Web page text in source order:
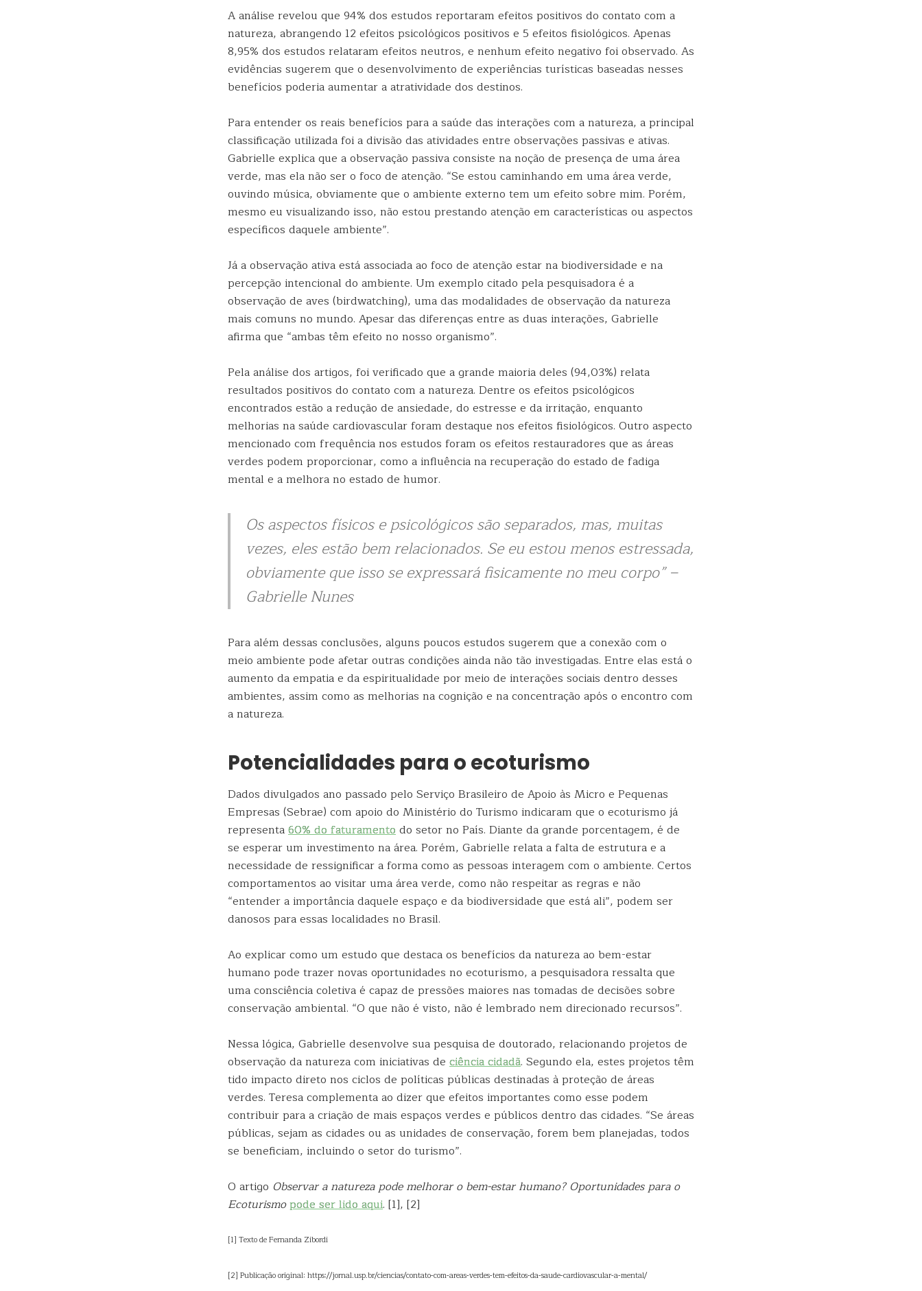
A análise revelou que 94% dos estudos reportaram efeitos positivos do contato com a
natureza, abrangendo 12 efeitos psicológicos positivos e 5 efeitos fisiológicos. Apenas
8,95% dos estudos relataram efeitos neutros, e nenhum efeito negativo foi observado. As
evidências sugerem que o desenvolvimento de experiências turísticas baseadas nesses
benefícios poderia aumentar a atratividade dos destinos.
Para entender os reais benefícios para a saúde das interações com a natureza, a principal
classificação utilizada foi a divisão das atividades entre observações passivas e ativas.
Gabrielle explica que a observação passiva consiste na noção de presença de uma área
verde, mas ela não ser o foco de atenção. “Se estou caminhando em uma área verde,
ouvindo música, obviamente que o ambiente externo tem um efeito sobre mim. Porém,
mesmo eu visualizando isso, não estou prestando atenção em características ou aspectos
específicos daquele ambiente”.
Já a observação ativa está associada ao foco de atenção estar na biodiversidade e na
percepção intencional do ambiente. Um exemplo citado pela pesquisadora é a
observação de aves (birdwatching), uma das modalidades de observação da natureza
mais comuns no mundo. Apesar das diferenças entre as duas interações, Gabrielle
afirma que “ambas têm efeito no nosso organismo”.
Pela análise dos artigos, foi verificado que a grande maioria deles (94,03%) relata
resultados positivos do contato com a natureza. Dentre os efeitos psicológicos
encontrados estão a redução de ansiedade, do estresse e da irritação, enquanto
melhorias na saúde cardiovascular foram destaque nos efeitos fisiológicos. Outro aspecto
mencionado com frequência nos estudos foram os efeitos restauradores que as áreas
verdes podem proporcionar, como a influência na recuperação do estado de fadiga
mental e a melhora no estado de humor.
Os aspectos físicos e psicológicos são separados, mas, muitas
vezes, eles estão bem relacionados. Se eu estou menos estressada,
obviamente que isso se expressará fisicamente no meu corpo” –
Gabrielle Nunes
Para além dessas conclusões, alguns poucos estudos sugerem que a conexão com o
meio ambiente pode afetar outras condições ainda não tão investigadas. Entre elas está o
aumento da empatia e da espiritualidade por meio de interações sociais dentro desses
ambientes, assim como as melhorias na cognição e na concentração após o encontro com
a natureza.
Potencialidades para o ecoturismo
Dados divulgados ano passado pelo Serviço Brasileiro de Apoio às Micro e Pequenas
Empresas (Sebrae) com apoio do Ministério do Turismo indicaram que o ecoturismo já
representa60% do faturamentodo setor no País. Diante da grande porcentagem, é de
se esperar um investimento na área. Porém, Gabrielle relata a falta de estrutura e a
necessidade de ressignificar a forma como as pessoas interagem com o ambiente. Certos
comportamentos ao visitar uma área verde, como não respeitar as regras e não
“entender a importância daquele espaço e da biodiversidade que está ali”, podem ser
danosos para essas localidades no Brasil.
Ao explicar como um estudo que destaca os benefícios da natureza ao bem-estar
humano pode trazer novas oportunidades no ecoturismo, a pesquisadora ressalta que
uma consciência coletiva é capaz de pressões maiores nas tomadas de decisões sobre
conservação ambiental. “O que não é visto, não é lembrado nem direcionado recursos”.
Nessa lógica, Gabrielle desenvolve sua pesquisa de doutorado, relacionando projetos de
observação da natureza com iniciativas de ciência cidadã. Segundo ela, estes projetos têm
tido impacto direto nos ciclos de políticas públicas destinadas à proteção de áreas
verdes. Teresa complementa ao dizer que efeitos importantes como esse podem
contribuir para a criação de mais espaços verdes e públicos dentro das cidades. “Se áreas
públicas, sejam as cidades ou as unidades de conservação, forem bem planejadas, todos
se beneficiam, incluindo o setor do turismo”.
O artigo Observar a natureza pode melhorar o bem-estar humano? Oportunidades para o
Ecoturismopode ser lido aqui. [1], [2]
[1] Texto de Fernanda Zibordi
[2] Publicação original: https://jornal.usp.br/ciencias/contato-com-areas-verdes-tem-efeitos-da-saude-cardiovascular-a-mental/